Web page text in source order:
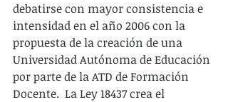
debatirse con mayor consistencia e
intensidad en el año 2006 con la
propuesta de la creación de una
Universidad Autónoma de Educación
por parte de la ATD de Formación
Docente.  La Ley 18437 crea el